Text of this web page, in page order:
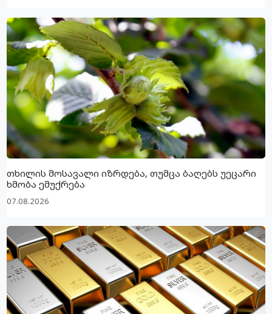
თხილის მოსავალი იზრდება, თუმცა ბაღებს უეცარი
ხმობა ემუქრება
07.08.2026